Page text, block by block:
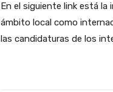
En el siguiente link está la
ámbito local como
las candidaturas de los